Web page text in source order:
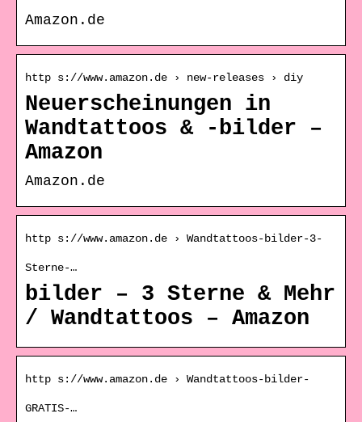
Amazon.de
http s://www.amazon.de › new-releases › diy
Neuerscheinungen in
Wandtattoos & -bilder –
Amazon
Amazon.de
http s://www.amazon.de › Wandtattoos-bilder-3-
Sterne-…
bilder – 3 Sterne & Mehr
/ Wandtattoos – Amazon
http s://www.amazon.de › Wandtattoos-bilder-
GRATIS-…